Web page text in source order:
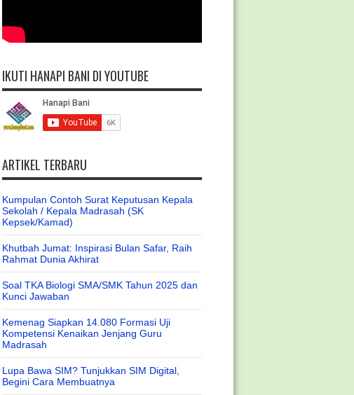
IKUTI HANAPI BANI DI YOUTUBE
ARTIKEL TERBARU
Kumpulan Contoh Surat Keputusan Kepala
Sekolah / Kepala Madrasah (SK
Kepsek/Kamad)
Khutbah Jumat: Inspirasi Bulan Safar, Raih
Rahmat Dunia Akhirat
Soal TKA Biologi SMA/SMK Tahun 2025 dan
Kunci Jawaban
Kemenag Siapkan 14.080 Formasi Uji
Kompetensi Kenaikan Jenjang Guru
Madrasah
Lupa Bawa SIM? Tunjukkan SIM Digital,
Begini Cara Membuatnya